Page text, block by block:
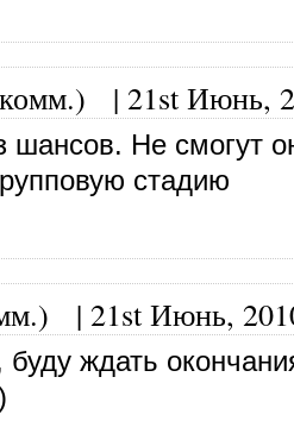
| 21st Июнь,
шансов. Не смогут
стадию
| 21st Июнь,
буду ждать